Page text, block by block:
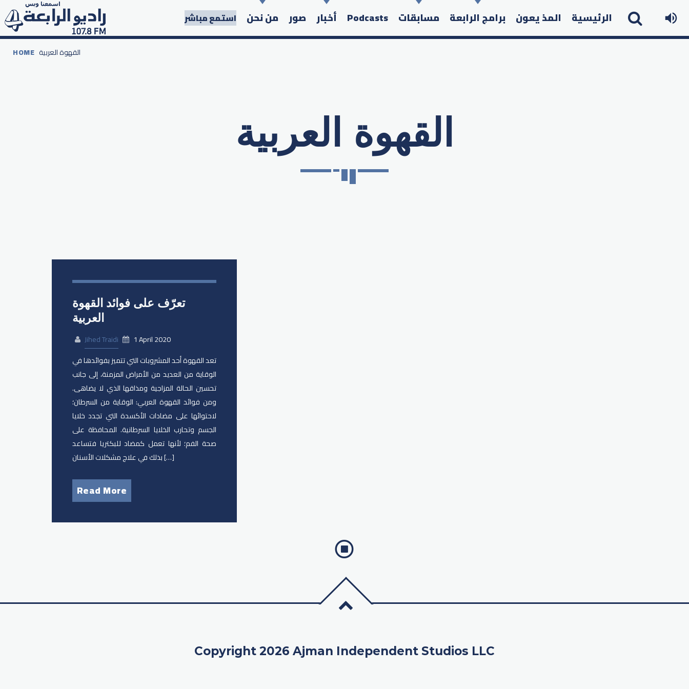
الرئيسية المذ يعون برامج الرابعة مسابقات Podcasts أخبار صور من نحن استمع مباشر
Search in the website:
HOME القهوة العربية
القهوة العربية
تعرّف على فوائد القهوة
العربية
Jihed Traidi
1 April 2020
تعد القهوة أحد المشروبات التي تتميز بفوائدها في
الوقاية من العديد من الأمراض المزمنة، إلى جانب
تحسين الحالة المزاجية ومذاقها الذي لا يضاهى.
ومن فوائد القهوة العربي: الوقاية من السرطان؛
لاحتوائها على مضادات الأكسدة التي تجدد خلايا
الجسم وتحارب الخلايا السرطانية. المحافظة على
صحة الفم؛ لأنها تعمل كمضاد للبكتريا فتساعد
بذلك في علاج مشكلات الأسنان […]
Read More
Copyright 2026 Ajman Independent Studios LLC